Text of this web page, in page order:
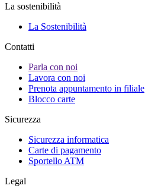
La sostenibilità
La Sostenibilità
Contatti
Parla con noi
Lavora con noi
Prenota appuntamento in filiale
Blocco carte
Sicurezza
Sicurezza informatica
Carte di pagamento
Sportello ATM
Legal